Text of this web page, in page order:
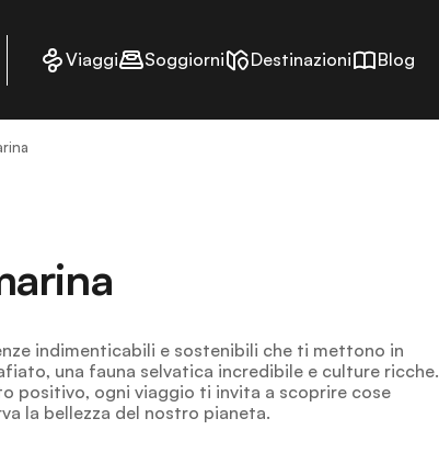
Viaggi Soggiorni Destinazioni Blog
indimenticabili e sostenibili che ti mettono in
una fauna selvatica incredibile e culture ricche.
positivo, ogni viaggio ti invita a scoprire cose
la bellezza del nostro pianeta.